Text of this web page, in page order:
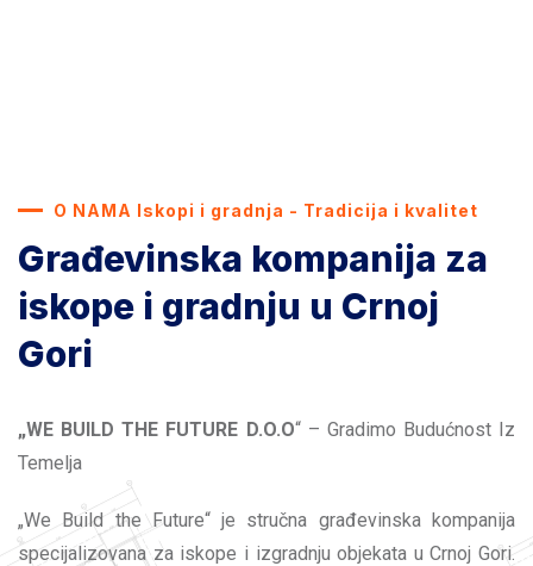
O NAMA Iskopi i gradnja - Tradicija i kvalitet
Građevinska kompanija za
iskope i gradnju u Crnoj
Gori
„WE BUILD THE FUTURE D.O.O“ – Gradimo Budućnost Iz
Temelja
„We Build the Future“ je stručna građevinska kompanija
specijalizovana za iskope i izgradnju objekata u Crnoj Gori.